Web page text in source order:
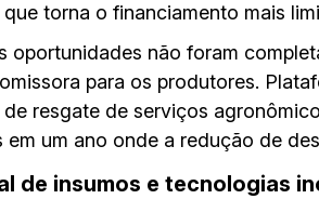
torna o financiamento mais
oportunidades não foram
para os produtores.
resgate de serviços
em um ano onde a redução de
de insumos e tecnologias